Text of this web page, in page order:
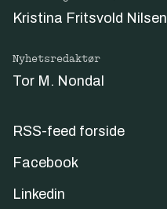
Kristina Fritsvold Nilsen
Nyhetsredaktør
Tor M. Nondal
RSS-feed forside
Facebook
Linkedin